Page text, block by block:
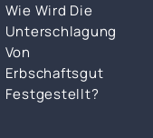
Wie Wird Die
Unterschlagung
Von
Erbschaftsgut
Festgestellt?